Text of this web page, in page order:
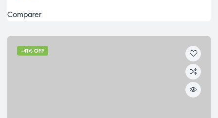
Comparer
-41% OFF